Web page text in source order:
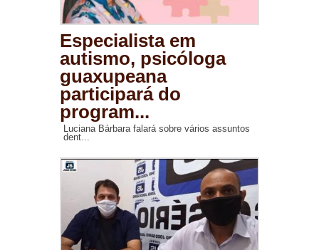
Especialista em
autismo, psicóloga
guaxupeana
participará do
program...
Luciana Bárbara falará sobre vários assuntos
dent...